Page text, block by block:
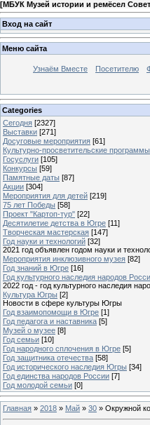
[МБУК Музей истории и ремёсел
Вход на сайт
Меню сайта
Узнаём Вместе Посетителю
Categories
Сегодня [2327]
Выставки [271]
Досуговые мероприятия [61]
Культурно-просветительские программы
Госуслуги [105]
Конкурсы [59]
Памятные даты [87]
Акции [304]
Мероприятия для детей [219]
75 лет Победы [58]
Проект "Картоп-тур" [22]
Десятилетие детства в Югре [11]
Творческая мастерская [147]
Год науки и технологий [32]
2021 год объявлен годом науки и
Мероприятия инклюзивного музея [82]
Год знаний в Югре [16]
Год культурного наследия народов
2022 год - год культурного наследия
Культура Югры [2]
Новости в сфере культуры Югры
Год взаимопомощи в Югре [1]
Год педагога и наставника [5]
Музей о музее [8]
Год семьи [10]
Год народного сплочения в Югре [5]
Год защитника отечества [58]
Год исторического наследия Югры [34]
Год единства народов России [7]
Год молодой семьи [0]
Главная » 2018 » Май » 30 » Окружной